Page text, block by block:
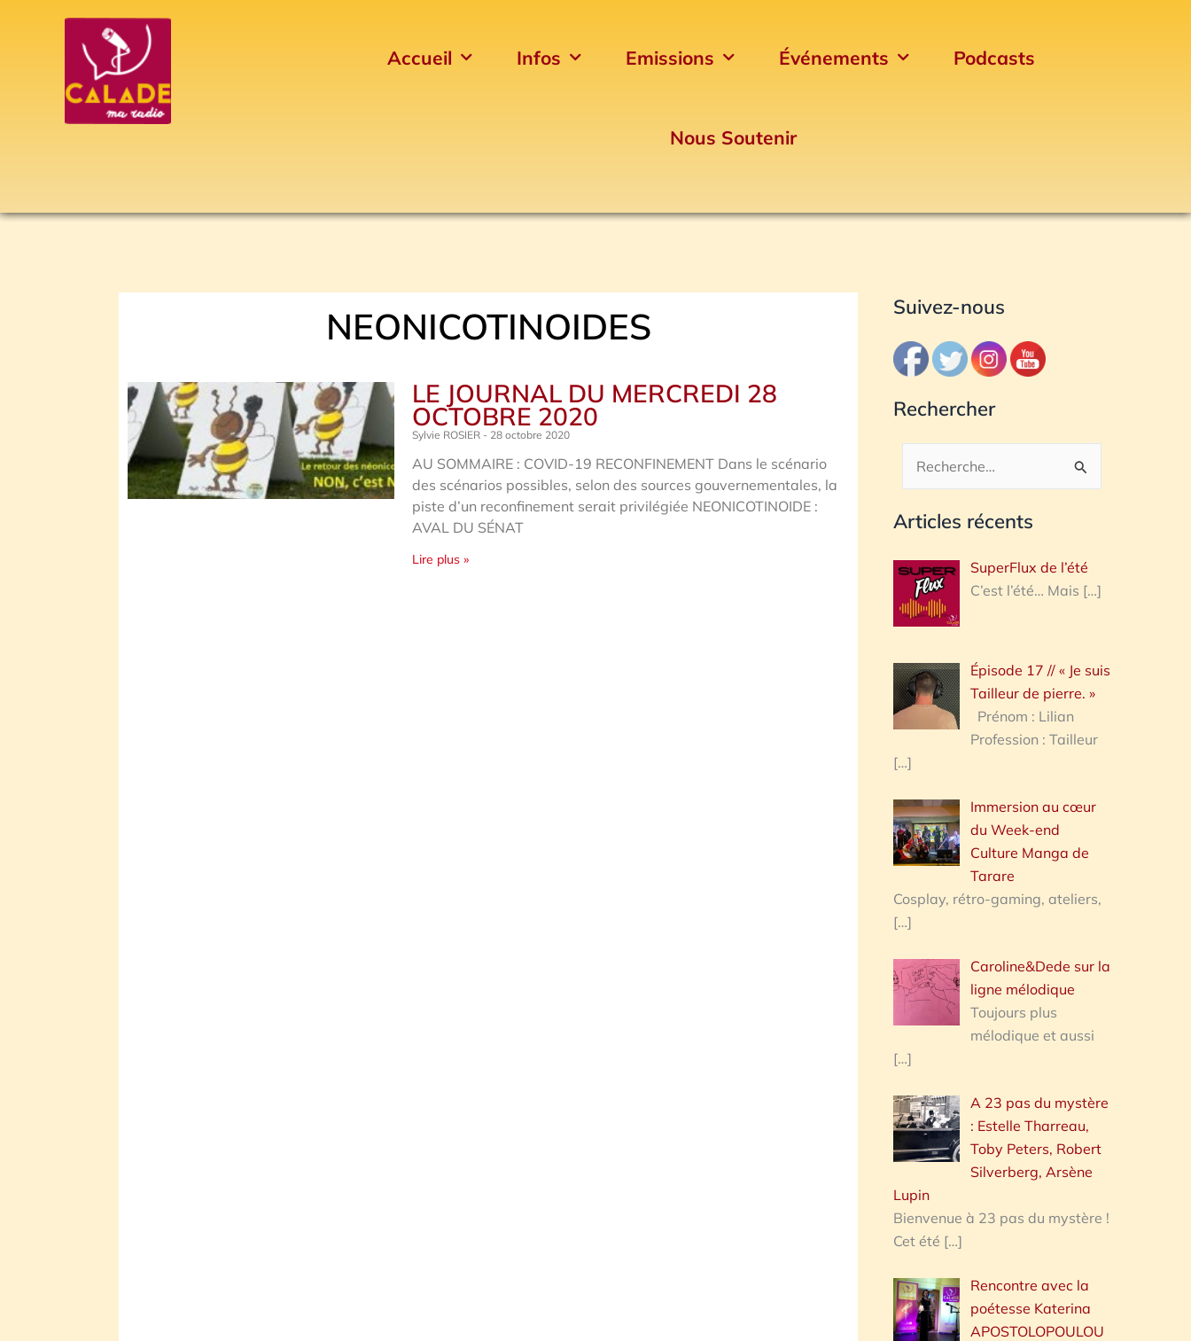
Accueil Infos Emissions Événements Podcasts
Nous Soutenir
NEONICOTINOIDES
LE JOURNAL DU MERCREDI 28
OCTOBRE 2020
Sylvie ROSIER 28 octobre 2020
AU SOMMAIRE : COVID-19 RECONFINEMENT Dans le scénario
des scénarios possibles, selon des sources gouvernementales, la
piste d’un reconfinement serait privilégiée NEONICOTINOIDE :
AVAL DU SÉNAT
Lire plus »
Suivez-nous
Rechercher
Rechercher :
Articles récents
SuperFlux de l’été
C’est l’été… Mais […]
Épisode 17 // « Je suis
Tailleur de pierre. »
Prénom : Lilian
Profession : Tailleur
[…]
Immersion au cœur
du Week-end
Culture Manga de
Tarare
Cosplay, rétro-gaming, ateliers,
[…]
Caroline&Dede sur la
ligne mélodique
Toujours plus
mélodique et aussi
[…]
A 23 pas du mystère
: Estelle Tharreau,
Toby Peters, Robert
Silverberg, Arsène
Lupin
Bienvenue à 23 pas du mystère !
Cet été […]
Rencontre avec la
poétesse Katerina
APOSTOLOPOULOU
Archives